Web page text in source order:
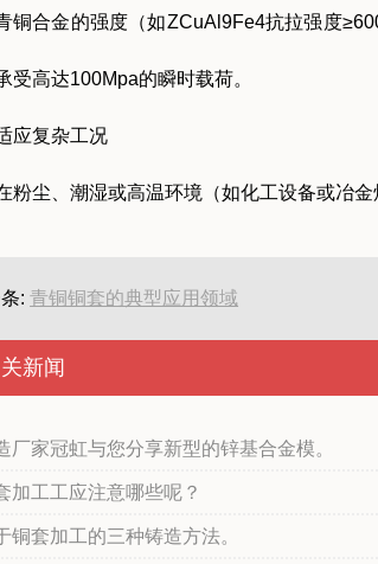
铜合金的强度（如ZCuAl9Fe4抗拉强度
受高达100Mpa的瞬时载荷。
应复杂工况
粉尘、潮湿或高温环境（如化工设备或冶
条:青铜铜套的典型应用领域
厂家冠虹与您分享新型的锌基合金模。
加工工应注意哪些呢？
铜套加工的三种铸造方法。
新闻